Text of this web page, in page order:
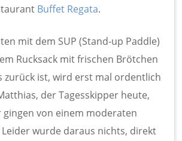
Buffet Regata.
mit dem SUP (Stand-up Paddle)
Rucksack mit frischen Brötchen
zurück ist, wird erst mal ordentlich
der Tagesskipper heute,
gingen von einem moderaten
wurde daraus nichts, direkt